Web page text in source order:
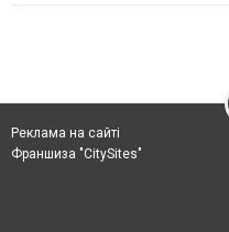
Реклама на сайті
Франшиза "CitySites"